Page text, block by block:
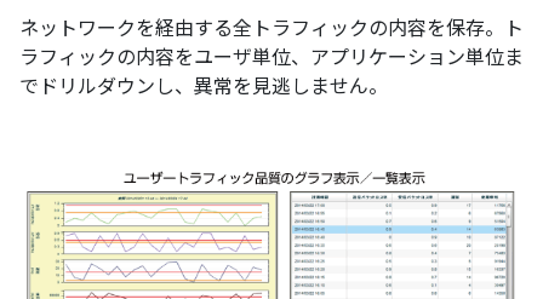
ネットワークを経由する全トラフィックの内容を保存。ト
ラフィックの内容をユーザ単位、アプリケーション単位ま
でドリルダウンし、異常を見逃しません。